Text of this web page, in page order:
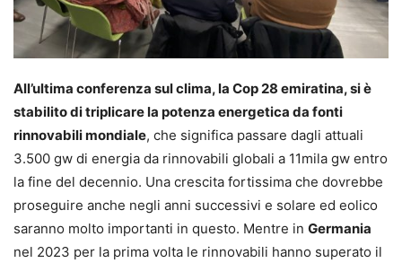
All’ultima conferenza sul clima, la Cop 28 emiratina, si è
stabilito di triplicare la potenza energetica da fonti
rinnovabili mondiale, che significa passare dagli attuali
3.500 gw di energia da rinnovabili globali a 11mila gw entro
la fine del decennio. Una crescita fortissima che dovrebbe
proseguire anche negli anni successivi e solare ed eolico
saranno molto importanti in questo. Mentre in Germania
nel 2023 per la prima volta le rinnovabili hanno superato il